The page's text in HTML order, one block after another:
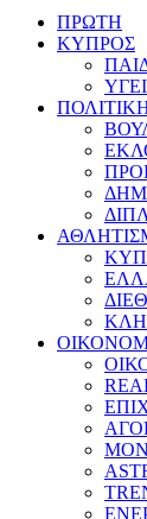
ΠΡΩΤΗ
ΚΥΠΡΟΣ